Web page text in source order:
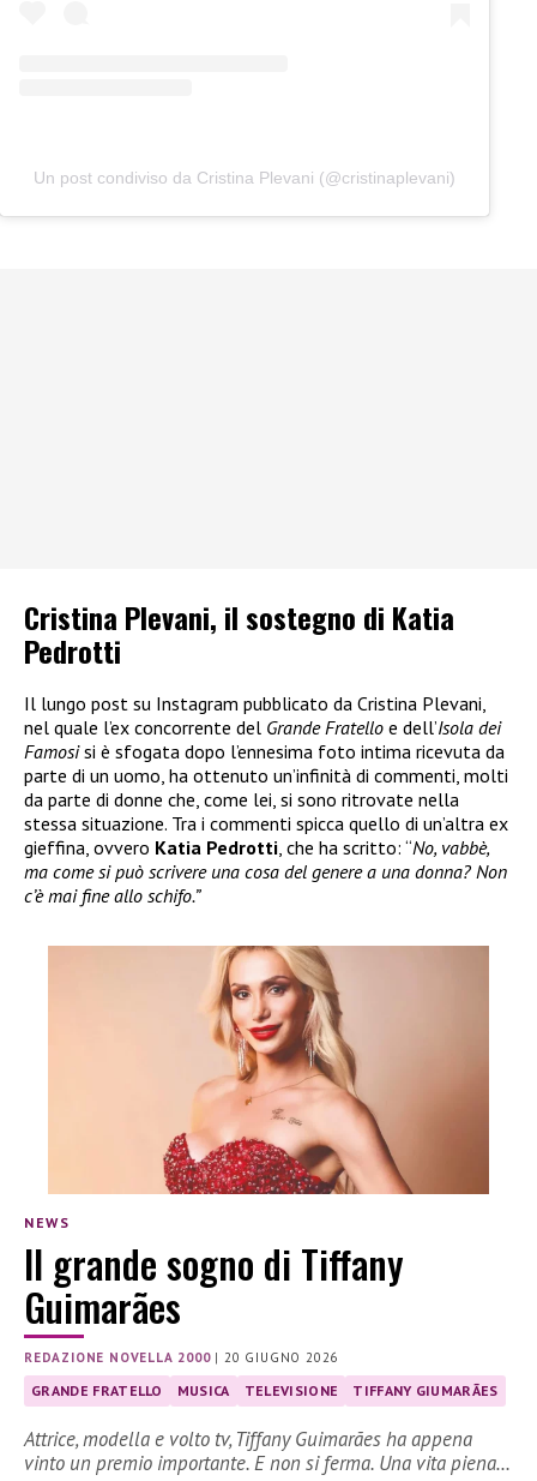
Un post condiviso da Cristina Plevani (@cristinaplevani)
Cristina Plevani, il sostegno di Katia
Pedrotti
Il lungo post su Instagram pubblicato da Cristina Plevani,
nel quale l’ex concorrente del Grande Fratello e dell’Isola dei
Famosisi è sfogata dopo l’ennesima foto intima ricevuta da
parte di un uomo, ha ottenuto un’infinità di commenti, molti
da parte di donne che, come lei, si sono ritrovate nella
stessa situazione. Tra i commenti spicca quello di un’altra ex
gieffina, ovvero Katia Pedrotti, che ha scritto: “No, vabbè,
ma come si può scrivere una cosa del genere a una donna? Non
c’è mai fine allo schifo.”
NEWS
Il grande sogno di Tiffany
Guimarães
REDAZIONE NOVELLA 2000|20 GIUGNO 2026
GRANDE FRATELLO MUSICA TELEVISIONE TIFFANY GIUMARÃES
Attrice, modella e volto tv, Tiffany Guimarães ha appena
vinto un premio importante. E non si ferma. Una vita piena…